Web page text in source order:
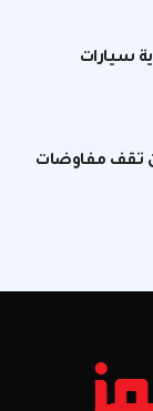
سيارات
تقف مفاوضات